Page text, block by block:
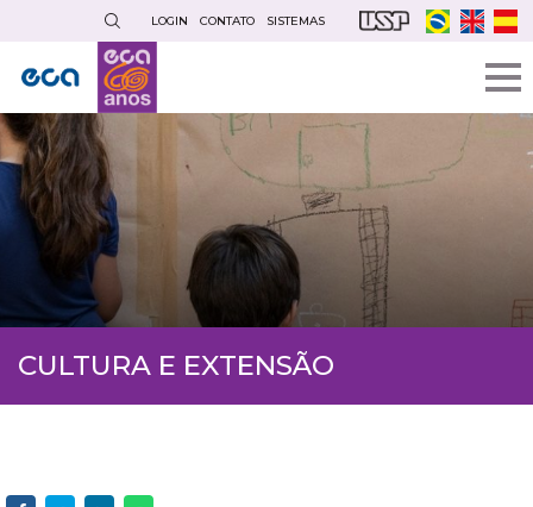
conteúdo
principal
LOGIN CONTATO SISTEMAS
CULTURA E EXTENSÃO